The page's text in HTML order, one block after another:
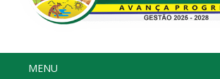
MENU